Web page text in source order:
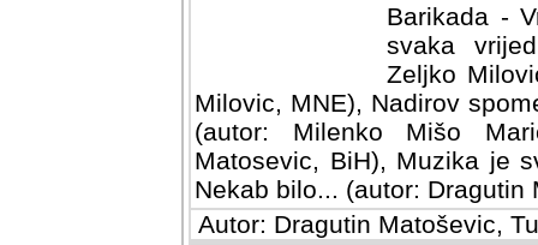
Barikada -
svaka
Milovic,
MNE), Nadirov spomenar
Milenko Mišo Maric, UK),
Muzika je svirala (autor:
(autor: Dragutin Matosevic,
Autor: Dragutin Matoševic,